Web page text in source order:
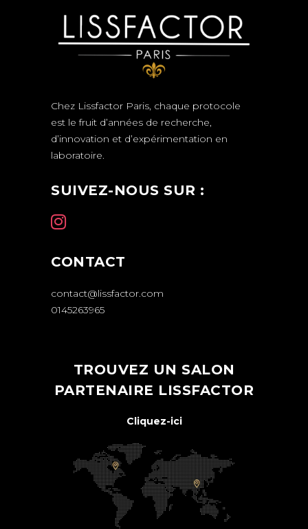
Chez Lissfactor Paris, chaque protocole
est le fruit d’années de recherche,
d’innovation et d’expérimentation en
laboratoire.
SUIVEZ-NOUS SUR :
CONTACT
contact@lissfactor.com
0145263965
TROUVEZ UN SALON
PARTENAIRE LISSFACTOR
Cliquez-ici